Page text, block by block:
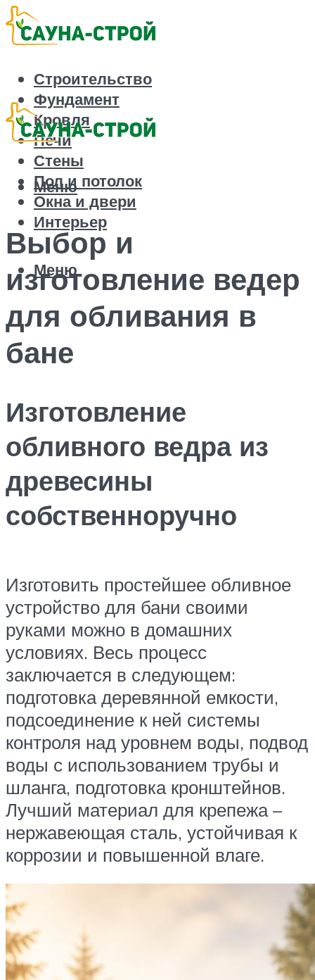
Строительство
Фундамент
Кровля
Печи
Стены
Пол и потолок
Окна и двери
Интерьер
Меню
Меню
Выбор и
изготовление ведер
для обливания в
бане
Изготовление
обливного ведра из
древесины
собственноручно
Изготовить простейшее обливное
устройство для бани своими
руками можно в домашних
условиях. Весь процесс
заключается в следующем:
подготовка деревянной емкости,
подсоединение к ней системы
контроля над уровнем воды, подвод
воды с использованием трубы и
шланга, подготовка кронштейнов.
Лучший материал для крепежа –
нержавеющая сталь, устойчивая к
коррозии и повышенной влаге.